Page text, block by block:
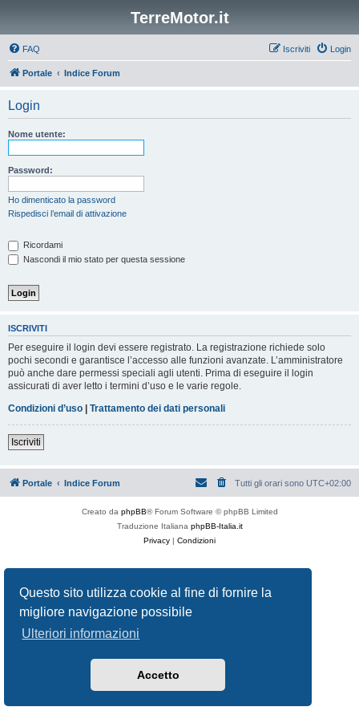
Questo sito utilizza cookie al fine di fornire la
migliore navigazione possibile
Ulteriori informazioni
Accetto
TerreMotor.it
FAQ Login
Iscriviti
Portale Indice Forum
Login
Nome utente:
Password:
Ho dimenticato la password
Rispedisci l’email di attivazione
Ricordami
Nascondi il mio stato per questa sessione
ISCRIVITI
Per eseguire il login devi essere registrato. La registrazione richiede solo
pochi secondi e garantisce l’accesso alle funzioni avanzate. L’amministratore
può anche dare permessi speciali agli utenti. Prima di eseguire il login
assicurati di aver letto i termini d’uso e le varie regole.
Condizioni d’uso | Trattamento dei dati personali
Iscriviti
Portale Indice Forum Tutti gli orari sono UTC+02:00
Creato da phpBB® Forum Software © phpBB Limited
Traduzione Italiana phpBB-Italia.it
Privacy | Condizioni